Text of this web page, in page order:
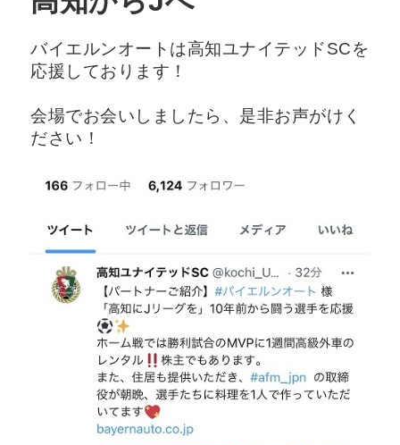
バイエルンオートは高知ユナイテッドSCを
応援しております！
会場でお会いしましたら、是非お声がけく
ださい！